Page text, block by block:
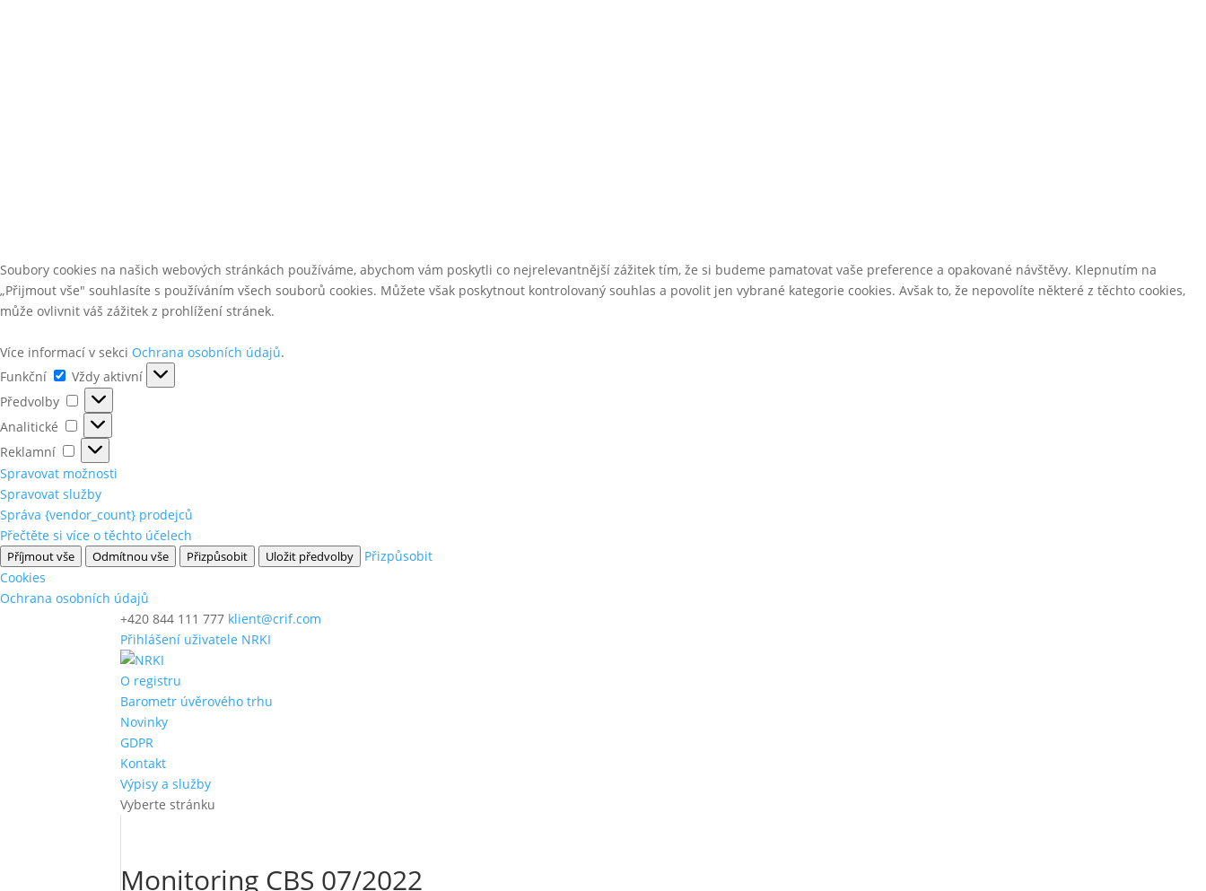
Soubory cookies na našich webových stránkách používáme, abychom vám poskytli co nejrelevantnější zážitek tím, že si budeme pamatovat vaše preference a opakované návštěvy. Klepnutím na
„Přijmout vše" souhlasíte s používáním všech souborů cookies. Můžete však poskytnout kontrolovaný souhlas a povolit jen vybrané kategorie cookies. Avšak to, že nepovolíte některé z těchto cookies,
může ovlivnit váš zážitek z prohlížení stránek.
Více informací v sekci Ochrana osobních údajů.
Funkční
Funkční
Vždy aktivní
Předvolby
Předvolby
Analitické
Analitické
Reklamní
Reklamní
Spravovat možnosti
Spravovat služby
Správa {vendor_count} prodejců
Přečtěte si více o těchto účelech
Příjmout vše Odmítnou vše Přizpůsobit Uložit předvolby
Přizpůsobit
Cookies
Ochrana osobních údajů
+420 844 111 777 klient@crif.com
Přihlášení uživatele NRKI
O registru
Barometr úvěrového trhu
Novinky
GDPR
Kontakt
Výpisy a služby
Vyberte stránku
Monitoring CBS 07/2022